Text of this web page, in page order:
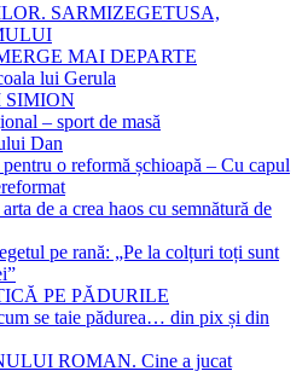
SARMIZEGETUSA,
MAI DEPARTE
lui Gerula
– sport de masă
Dan
o reformă șchioapă – Cu capul
de a crea haos cu semnătură de
pe rană: „Pe la colțuri toți sunt
PE PĂDURILE
se taie pădurea… din pix și din
ROMAN. Cine a jucat